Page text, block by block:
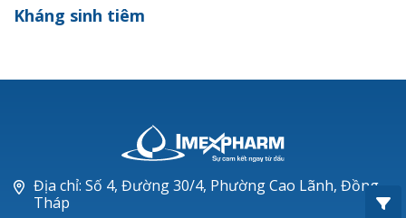
Ceftizoxim®
Piperacillin
Ticarlinat®
Kháng sinh tiêm
Địa chỉ: Số 4, Đường 30/4, Phường Cao Lãnh, Đồng
Tháp